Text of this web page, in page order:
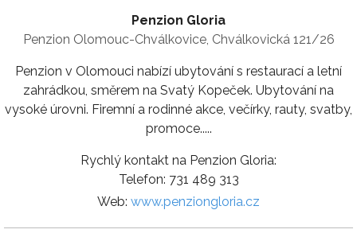
Penzion Gloria
Penzion Olomouc-Chválkovice, Chválkovická 121/26
Penzion v Olomouci nabízí ubytování s restaurací a letní
zahrádkou, směrem na Svatý Kopeček. Ubytování na
vysoké úrovni. Firemní a rodinné akce, večírky, rauty, svatby,
promoce.....
Rychlý kontakt na Penzion Gloria:
Telefon: 731 489 313
Web: www.penziongloria.cz